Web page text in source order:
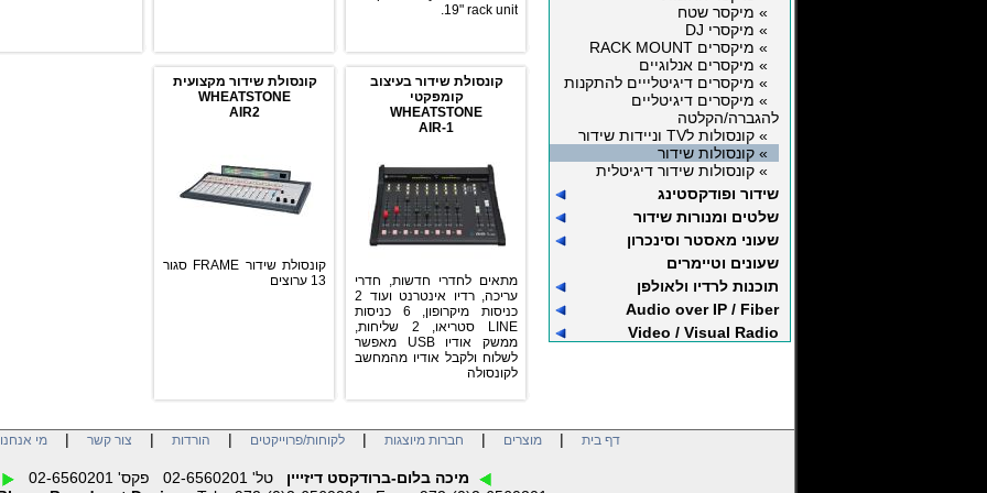
» מיקסר שטח
» מיקסרי DJ
» מיקסרים RACK MOUNT
» מיקסרים אנלוגיים
» מיקסרים דיגיטלייים להתקנות
» מיקסרים דיגיטליים
להגברה/הקלטה
» קונסולות לTV וניידות שידור
» קונסולות שידור
» קונסולות שידור דיגיטלית
שידור ופודקסטינג
שלטים ומנורות שידור
שעוני מאסטר וסינכרון
שעונים וטיימרים
תוכנות לרדיו ולאולפן
Audio over IP / Fiber
Video / Visual Radio
19" rack unit.
קונסולת שידור בעיצוב
קומפקטי
WHEATSTONE
AIR-1
מתאים לחדרי חדשות, חדרי
עריכה, רדיו אינטרנט ועוד 2
כניסות מיקרופון, 6 כניסות
LINE סטריאו, 2 שליחות,
ממשק אודיו USB מאפשר
לשלוח ולקבל אודיו מהמחשב
לקונסולה
קונסולת שידור מקצועית
WHEATSTONE
AIR2
קונסולת שידור FRAME סגור
13 ערוצים
דף בית |מוצרים | חברות מיוצגות |לקוחות/פרוייקטים | הורדות | צור קשר |מי אנחנו
מיכה בלום-ברודקסט דיזייין טל' 02-6560201 פקס' 02-6560201